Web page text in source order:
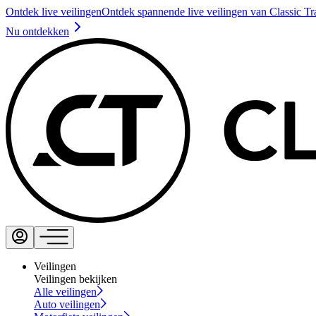
Ontdek live veilingenOntdek spannende live veilingen van Classic
Nu ontdekken
Veilingen
Veilingen bekijken
Alle veilingen
Auto veilingen